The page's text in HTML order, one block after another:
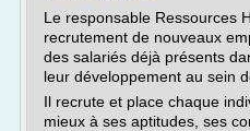
Le responsable Ressources
recrutement de nouveaux
des salariés déjà présents
leur développement au sein
Il recrute et place chaque
mieux à ses aptitudes, ses